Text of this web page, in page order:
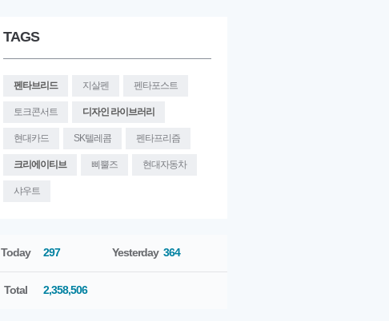
TAGS
펜타브리드 지살펜 펜타포스트
토크콘서트 디자인 라이브러리
현대카드 SK텔레콤 펜타프리즘
크리에이티브 삐뿔즈 현대자동차
샤우트
Today 297 Yesterday 364
Total 2,358,506